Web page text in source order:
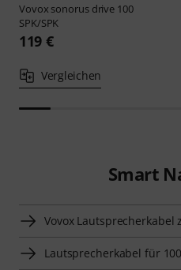
Vovox sonorus drive 100
SPK/SPK
119 €
Vergleichen
Smart
Vovox Lautsprecherkabel
Lautsprecherkabel für